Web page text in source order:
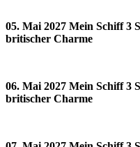
05. Mai 2027 Mein Schiff 3
britischer Charme
06. Mai 2027 Mein Schiff 3
britischer Charme